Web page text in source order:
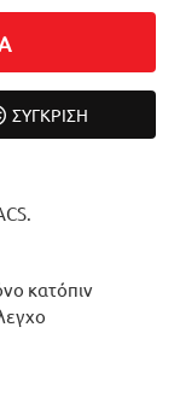
ΣΎΓΚΡΙΣΗ
κατόπιν